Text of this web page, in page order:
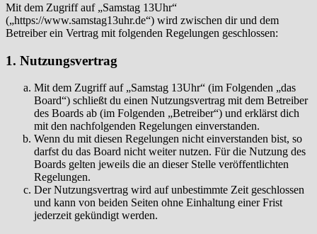
Mit dem Zugriff auf „Samstag 13Uhr“
(„https://www.samstag13uhr.de“) wird zwischen dir und dem
Betreiber ein Vertrag mit folgenden Regelungen geschlossen:
1. Nutzungsvertrag
Mit dem Zugriff auf „Samstag 13Uhr“ (im Folgenden „das
Board“) schließt du einen Nutzungsvertrag mit dem Betreiber
des Boards ab (im Folgenden „Betreiber“) und erklärst dich
mit den nachfolgenden Regelungen einverstanden.
Wenn du mit diesen Regelungen nicht einverstanden bist, so
darfst du das Board nicht weiter nutzen. Für die Nutzung des
Boards gelten jeweils die an dieser Stelle veröffentlichten
Regelungen.
Der Nutzungsvertrag wird auf unbestimmte Zeit geschlossen
und kann von beiden Seiten ohne Einhaltung einer Frist
jederzeit gekündigt werden.